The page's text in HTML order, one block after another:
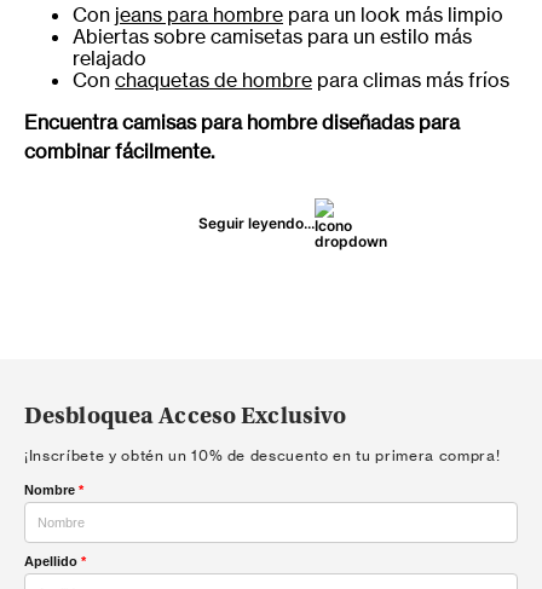
Con jeans para hombre para un look más limpio
Abiertas sobre camisetas para un estilo más
relajado
Con chaquetas de hombre para climas más fríos
Encuentra camisas para hombre diseñadas para
combinar fácilmente.
Seguir leyendo...
Desbloquea Acceso Exclusivo
¡Inscríbete y obtén un 10% de descuento en tu primera compra!
Nombre *
Apellido *